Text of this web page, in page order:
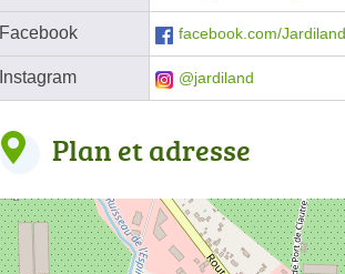
Facebook facebook.com/Jardiland
Instagram @jardiland
Plan et adresse